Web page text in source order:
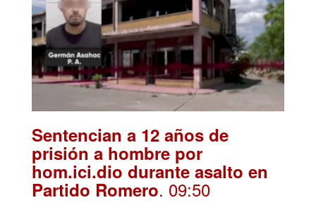
Sentencian a 12 años de
prisión a hombre por
hom.ici.dio durante asalto en
Partido Romero. 09:50